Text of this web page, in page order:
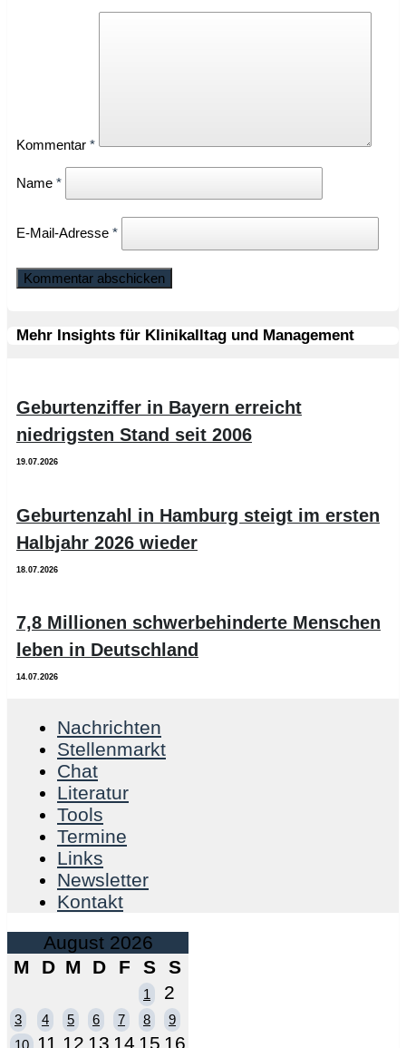
Kommentar *
Name *
E-Mail-Adresse *
Mehr Insights für Klinikalltag und Management
Geburtenziffer in Bayern erreicht
niedrigsten Stand seit 2006
19.07.2026
Geburtenzahl in Hamburg steigt im ersten
Halbjahr 2026 wieder
18.07.2026
7,8 Millionen schwerbehinderte Menschen
leben in Deutschland
14.07.2026
Nachrichten
Stellenmarkt
Chat
Literatur
Tools
Termine
Links
Newsletter
Kontakt
August 2026
M
D M D F S S
1 2
3 4 5 6 7 8
9
11 12 13 14 15 16